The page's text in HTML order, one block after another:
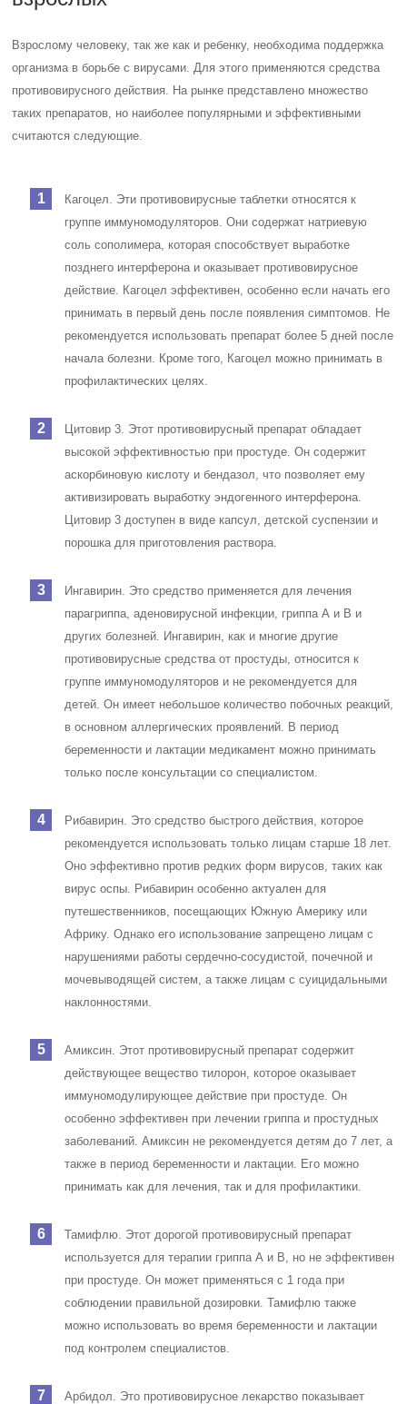
Взрослому человеку, так же как и ребенку, необходима поддержка
организма в борьбе с вирусами. Для этого применяются средства
противовирусного действия. На рынке представлено множество
таких препаратов, но наиболее популярными и эффективными
считаются следующие.
Кагоцел. Эти противовирусные таблетки относятся к
группе иммуномодуляторов. Они содержат натриевую
соль сополимера, которая способствует выработке
позднего интерферона и оказывает противовирусное
действие. Кагоцел эффективен, особенно если начать его
принимать в первый день после появления симптомов. Не
рекомендуется использовать препарат более 5 дней после
начала болезни. Кроме того, Кагоцел можно принимать в
профилактических целях.
Цитовир 3. Этот противовирусный препарат обладает
высокой эффективностью при простуде. Он содержит
аскорбиновую кислоту и бендазол, что позволяет ему
активизировать выработку эндогенного интерферона.
Цитовир 3 доступен в виде капсул, детской суспензии и
порошка для приготовления раствора.
Ингавирин. Это средство применяется для лечения
парагриппа, аденовирусной инфекции, гриппа А и В и
других болезней. Ингавирин, как и многие другие
противовирусные средства от простуды, относится к
группе иммуномодуляторов и не рекомендуется для
детей. Он имеет небольшое количество побочных реакций,
в основном аллергических проявлений. В период
беременности и лактации медикамент можно принимать
только после консультации со специалистом.
Рибавирин. Это средство быстрого действия, которое
рекомендуется использовать только лицам старше 18 лет.
Оно эффективно против редких форм вирусов, таких как
вирус оспы. Рибавирин особенно актуален для
путешественников, посещающих Южную Америку или
Африку. Однако его использование запрещено лицам с
нарушениями работы сердечно-сосудистой, почечной и
мочевыводящей систем, а также лицам с суицидальными
наклонностями.
Амиксин. Этот противовирусный препарат содержит
действующее вещество тилорон, которое оказывает
иммуномодулирующее действие при простуде. Он
особенно эффективен при лечении гриппа и простудных
заболеваний. Амиксин не рекомендуется детям до 7 лет, а
также в период беременности и лактации. Его можно
принимать как для лечения, так и для профилактики.
Тамифлю. Этот дорогой противовирусный препарат
используется для терапии гриппа А и В, но не эффективен
при простуде. Он может применяться с 1 года при
соблюдении правильной дозировки. Тамифлю также
можно использовать во время беременности и лактации
под контролем специалистов.
Арбидол. Это противовирусное лекарство показывает